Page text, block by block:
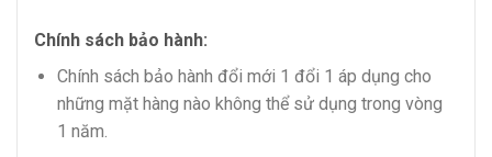
Chính sách bảo hành:
Chính sách bảo hành đổi mới 1 đổi 1 áp dụng cho
những mặt hàng nào không thể sử dụng trong vòng
1 năm.